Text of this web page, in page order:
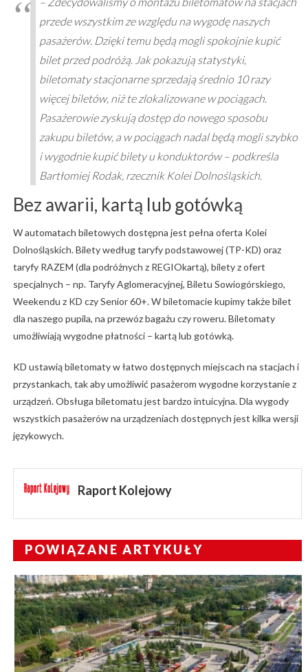
przede wszystkim ze względu na wygodę naszych
pasażerów. Dzięki temu będą mogli spokojnie kupić
bilet przed podróżą. Jak pokazują statystyki,
biletomaty stacjonarne sprzedają średnio 10 razy
więcej biletów, niż te zlokalizowane w pociągach.
Pasażerowie zyskują dostęp do nowego sposobu
zakupu biletów, a w pociągach nadal będą mogli szybko
i wygodnie kupić bilety u konduktorów – podkreśla
Bartłomiej Rodak, rzecznik Kolei Dolnośląskich.
Bez awarii, kartą lub gotówką
W automatach biletowych dostępna jest pełna oferta Kolei
Dolnośląskich. Bilety według taryfy podstawowej (TP-KD) oraz
taryfy RAZEM (dla podróżnych z REGIOkartą), bilety z ofert
specjalnych – np. Taryfy Aglomeracyjnej, Biletu Sowiogórskiego,
Weekendu z KD czy Senior 60+. W biletomacie kupimy także bilet
dla naszego pupila, na przewóz bagażu czy roweru. Biletomaty
umożliwiają wygodne płatności – kartą lub gotówką.
KD ustawią biletomaty w łatwo dostępnych miejscach na stacjach i
przystankach, tak aby umożliwić pasażerom wygodne korzystanie z
urządzeń. Obsługa biletomatu jest bardzo intuicyjna. Dla wygody
wszystkich pasażerów na urządzeniach dostępnych jest kilka wersji
językowych.
Raport Kolejowy
POWIĄZANE ARTYKUŁY